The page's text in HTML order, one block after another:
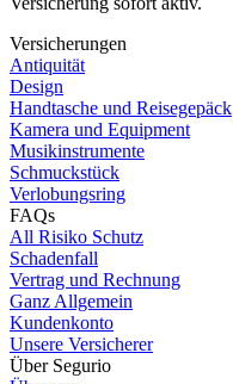
Versicherungen
Antiquität
Design
Handtasche und Reisegepäck
Kamera und Equipment
Musikinstrumente
Schmuckstück
Verlobungsring
FAQs
All Risiko Schutz
Schadenfall
Vertrag und Rechnung
Ganz Allgemein
Kundenkonto
Unsere Versicherer
Über Segurio